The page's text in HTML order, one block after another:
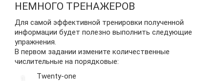
НЕМНОГО ТРЕНАЖЕРОВ
Для самой эффективной тренировки полученной
информации будет полезно выполнить следующие
упражнения.
В первом задании измените количественные
числительные на порядковые:
Twenty-one